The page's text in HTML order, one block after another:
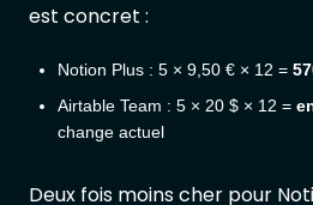
est concret :
Notion Plus : 5 × 9,50 € × 12 =
Airtable Team : 5 × 20 $ × 12 =
change actuel
Deux fois moins cher pour